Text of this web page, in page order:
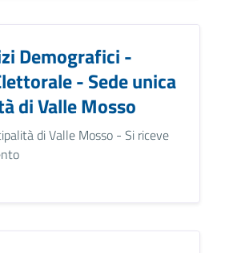
Demografici -
- Sede unica
di Valle Mosso
di Valle Mosso - Si riceve